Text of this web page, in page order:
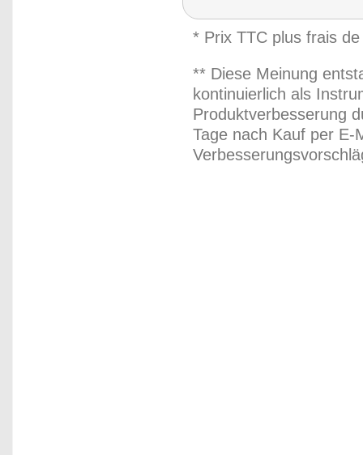
* Prix TTC plus frais
** Diese Meinung
kontinuierlich als
Produktverbesserung
Tage nach Kauf per E-